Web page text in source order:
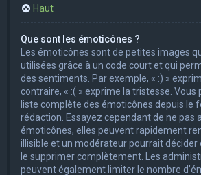
Haut
Que sont les émoticônes ?
Les émoticônes sont de petites images
utilisées grâce à un code court et qui
des sentiments. Par exemple, « :) »
contraire, « :( » exprime la tristesse. Vous
liste complète des émoticônes depuis le
rédaction. Essayez cependant de ne pas
émoticônes, elles peuvent rapidement
illisible et un modérateur pourrait décider
le supprimer complètement. Les
peuvent également limiter le nombre